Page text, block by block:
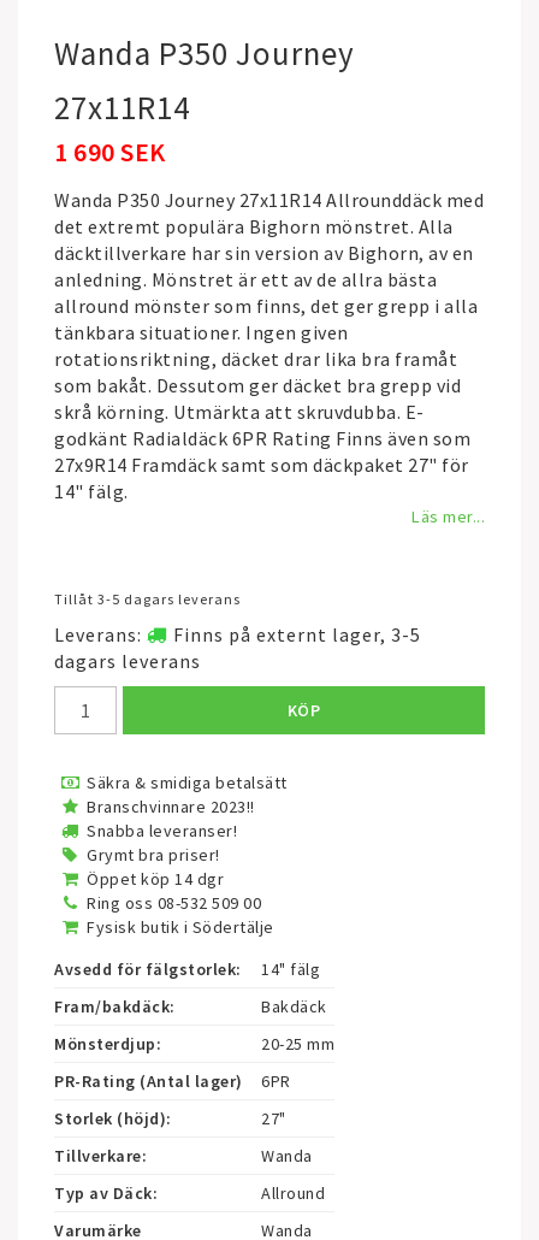
Wanda P350 Journey
27x11R14
1 690 SEK
Wanda P350 Journey 27x11R14 Allrounddäck med
det extremt populära Bighorn mönstret. Alla
däcktillverkare har sin version av Bighorn, av en
anledning. Mönstret är ett av de allra bästa
allround mönster som finns, det ger grepp i alla
tänkbara situationer. Ingen given
rotationsriktning, däcket drar lika bra framåt
som bakåt. Dessutom ger däcket bra grepp vid
skrå körning. Utmärkta att skruvdubba. E-
godkänt Radialdäck 6PR Rating Finns även som
27x9R14 Framdäck samt som däckpaket 27" för
14" fälg.
Läs mer...
Tillåt 3-5 dagars leverans
Leverans:
Finns på externt lager, 3-5
dagars leverans
KÖP
Säkra & smidiga betalsätt
Branschvinnare 2023!!
Snabba leveranser!
Grymt bra priser!
Öppet köp 14 dgr
Ring oss 08-532 509 00
Fysisk butik i Södertälje
Avsedd för fälgstorlek:
14" fälg
Fram/bakdäck:
Bakdäck
Mönsterdjup:
20-25 mm
PR-Rating (Antal lager)
6PR
Storlek (höjd):
27"
Tillverkare:
Wanda
Typ av Däck:
Allround
Varumärke
Wanda